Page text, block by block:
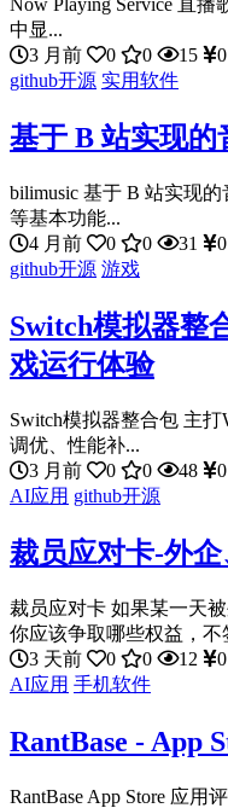
Now Playing Service 直
中显...
3 月前
0 0 15
0
github开源 实用软件
基于 B 站实现
bilimusic 基于 B 站实现
等基本功能...
4 月前
0 0 31
0
github开源 游戏
Switch模拟器整
戏运行体验
Switch模拟器整合包 主
调优、性能补...
3 月前
0 0 48
0
AI应用 github开源
裁员应对卡-外
裁员应对卡 如果某一天
你应该争取哪些权益，不
3 天前
0 0 12
0
AI应用 手机软件
RantBase - App
RantBase App Store 应